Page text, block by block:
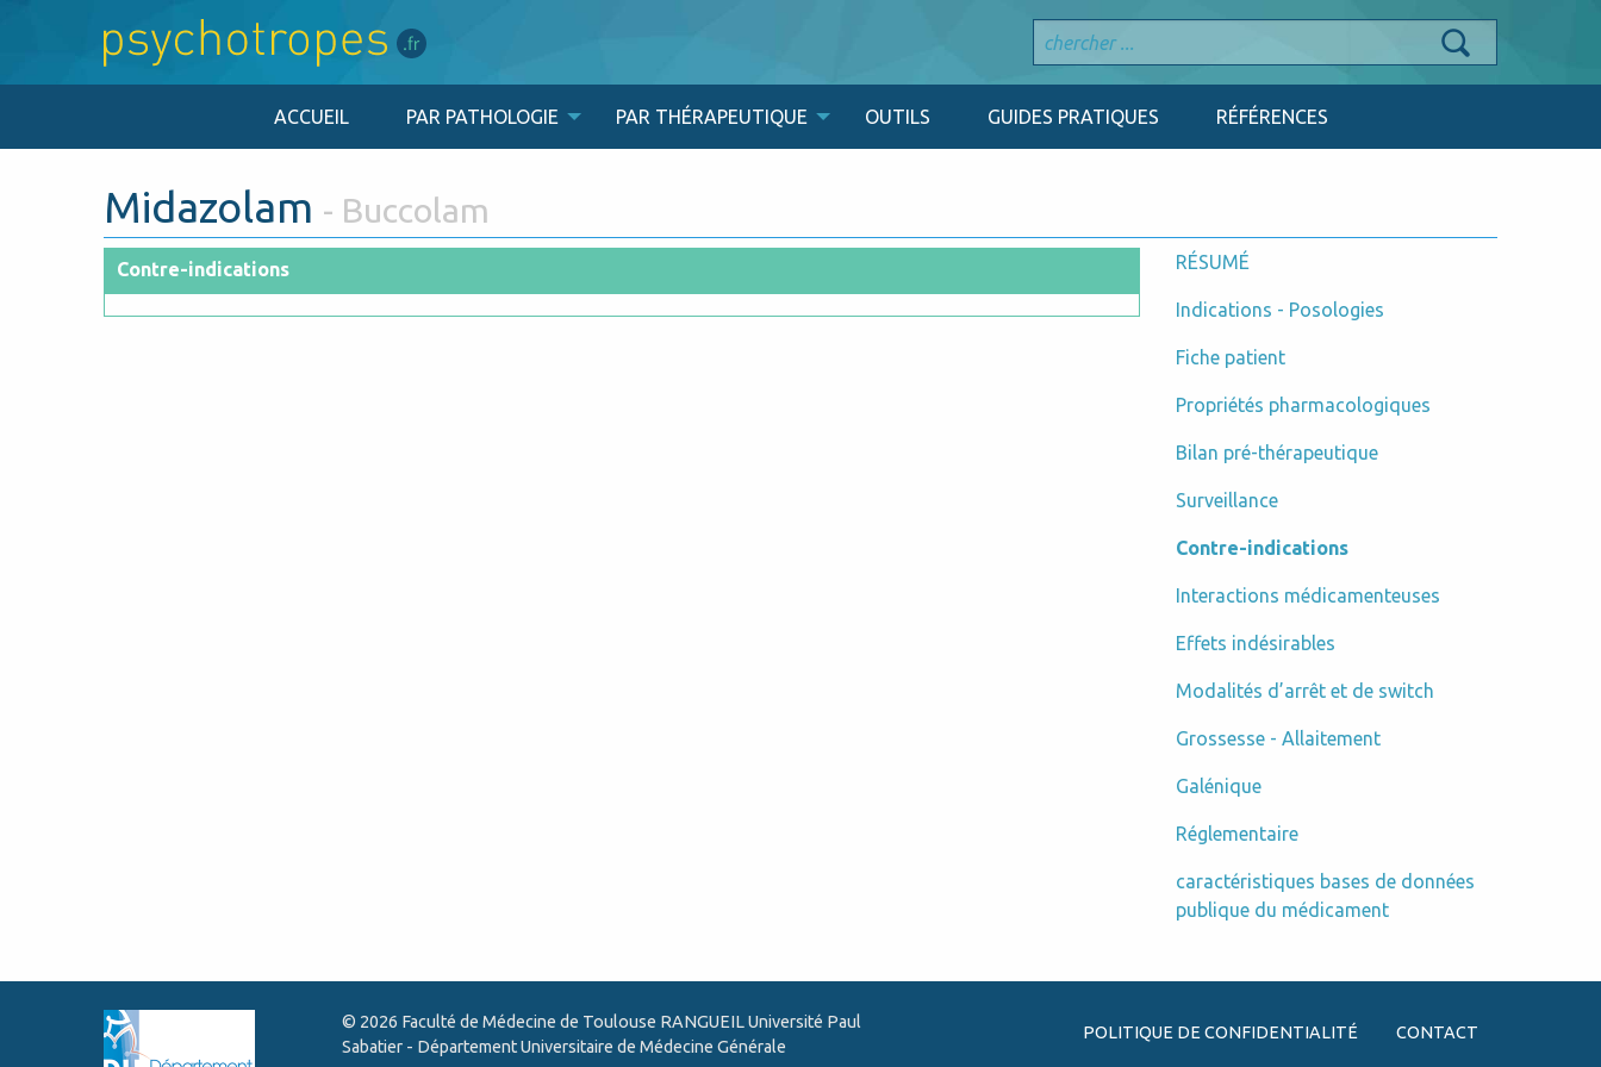
ACCUEIL PAR PATHOLOGIE PAR THÉRAPEUTIQUE OUTILS GUIDES PRATIQUES RÉFÉRENCES
Midazolam - Buccolam
Contre-indications RÉSUMÉ
Indications - Posologies
Fiche patient
Propriétés pharmacologiques
Bilan pré-thérapeutique
Surveillance
Contre-indications
Interactions médicamenteuses
Effets indésirables
Modalités d’arrêt et de switch
Grossesse - Allaitement
Galénique
Réglementaire
caractéristiques bases de données
publique du médicament
© 2026 Faculté de Médecine de Toulouse RANGUEIL Université Paul
Sabatier - Département Universitaire de Médecine Générale
POLITIQUE DE CONFIDENTIALITÉ CONTACT